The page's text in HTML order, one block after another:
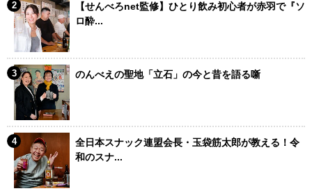
【せんべろnet監修】ひとり飲み初心者が赤羽で『ソ
ロ酔...
のんべえの聖地「立石」の今と昔を語る噺
全日本スナック連盟会長・玉袋筋太郎が教える！令
和のスナ...